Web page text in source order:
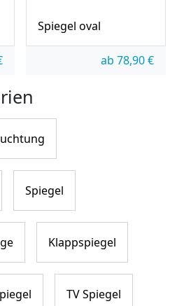
Spiegel oval
ab 78,90€
Spiegel
Klappspiegel
TV Spiegel